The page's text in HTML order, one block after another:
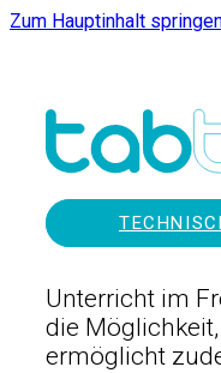
Zum Hauptinhalt
Unterricht im
die
ermöglicht